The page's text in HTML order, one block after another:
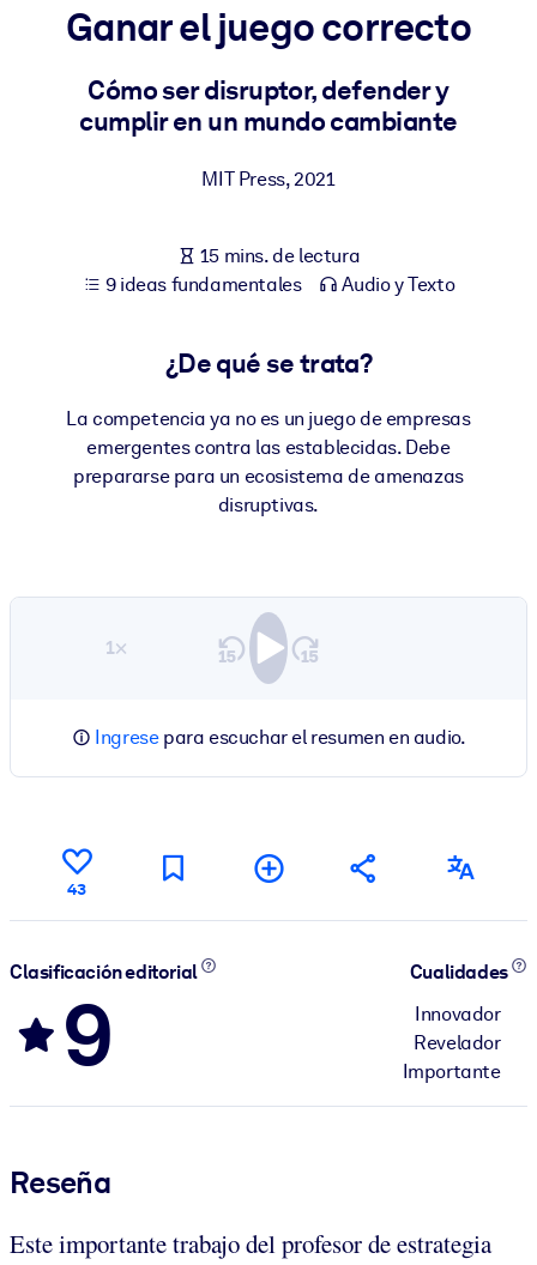
Para LMS/LXP
Integre conocimientos verificados y breves en su LMS/LXP para
Para bibliotecas corporativas
empresariales confiables y listos para usar.
estructurados para mejorar los resultados.
Ganar el juego correcto
Cómo ser disruptor, defender y
cumplir en un mundo cambiante
MIT Press,2021
15 mins. de lectura
9 ideas fundamentales
Audio y Texto
¿De qué se trata?
La competencia ya no es un juego de empresas
emergentes contra las establecidas. Debe
prepararse para un ecosistema de amenazas
disruptivas.
1×
Ingresepara escuchar el resumen en audio.
43
Clasificación editorial
9
Cualidades
Innovador
Revelador
Importante
Reseña
Este importante trabajo del profesor de estrategia